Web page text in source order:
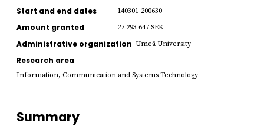
Start and end dates 140301-200630
Amount granted 27 293 647 SEK
Administrative organization Umeå University
Research area
Information, Communication and Systems Technology
Summary